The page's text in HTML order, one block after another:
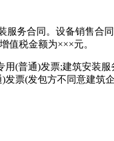
务合同。设备销售合
值税金额为×××元。
(普通)发票;建筑安装
票(发包方不同意建筑